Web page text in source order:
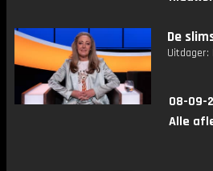
De
Uitdager:
08-09-
Alle